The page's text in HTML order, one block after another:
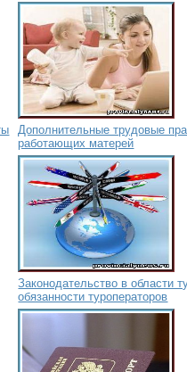
Дополнительные трудовые
работающих матерей
Законодательство в области
обязанности туроператоров